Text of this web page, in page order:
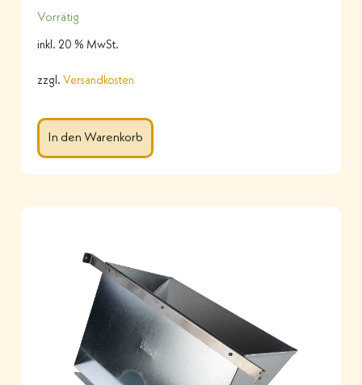
Vorrätig
inkl. 20 % MwSt.
zzgl. Versandkosten
In den Warenkorb